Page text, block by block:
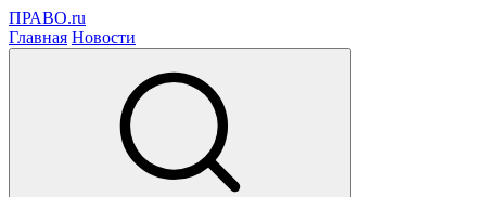
ПРАВО.ru
Главная Новости